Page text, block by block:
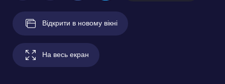
Відкрити в новому вікні
На весь екран